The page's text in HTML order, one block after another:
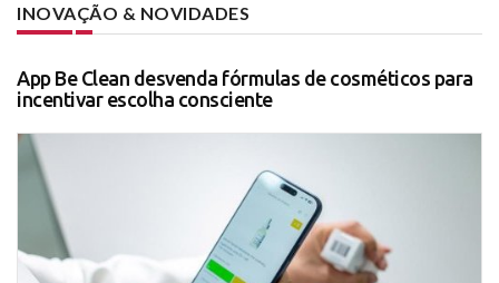
INOVAÇÃO & NOVIDADES
App Be Clean desvenda fórmulas de cosméticos para
incentivar escolha consciente